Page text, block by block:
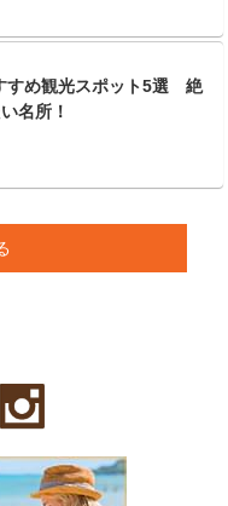
すめ観光スポット5選 絶
名所！